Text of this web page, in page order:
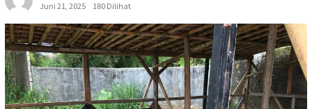
Juni 21, 2025
180 Dilihat